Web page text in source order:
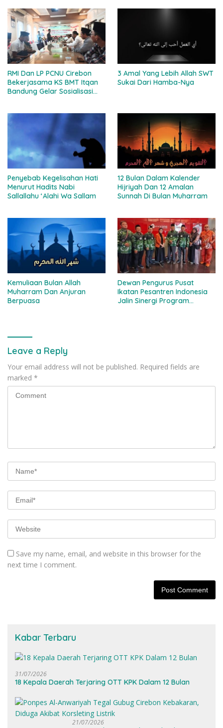
RMI Dan LP PCNU Cirebon
Bekerjasama KS BMT Itqan
Bandung Gelar Sosialisasi
3 Amal Yang Lebih Allah SWT
Sukai Dari Hamba-Nya
Penyebab Kegelisahan Hati
Menurut Hadits Nabi
Sallallahu ‘Alahi Wa Sallam
12 Bulan Dalam Kalender
Hijriyah Dan 12 Amalan
Sunnah Di Bulan Muharram
Kemuliaan Bulan Allah
Muharram Dan Anjuran
Berpuasa
Dewan Pengurus Pusat
Ikatan Pesantren Indonesia
Jalin Sinergi Program
Leave a Reply
Your email address will not be published. Required fields are
marked *
Save my name, email, and website in this browser for the
next time I comment.
Kabar Terbaru
31/07/2026
18 Kepala Daerah Terjaring OTT KPK Dalam 12 Bulan
21/07/2026